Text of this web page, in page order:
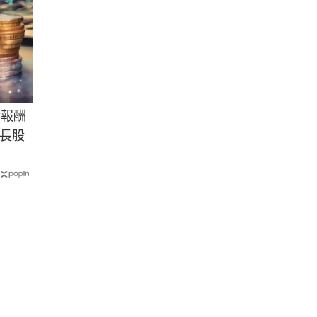
酬
股